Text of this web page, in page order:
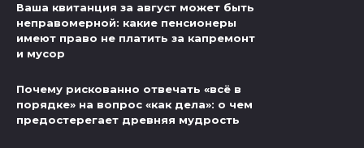
Ваша квитанция за август может быть
неправомерной: какие пенсионеры
имеют право не платить за капремонт
и мусор
Почему рискованно отвечать «всё в
порядке» на вопрос «как дела»: о чем
предостерегает древняя мудрость